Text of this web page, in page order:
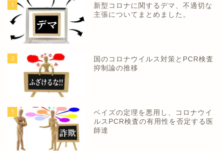
1
新型コロナに関するデマ、不適切な
主張についてまとめました。
2
国のコロナウイルス対策とPCR検査
抑制論の推移
3
ベイズの定理を悪用し、コロナウイ
ルスPCR検査の有用性を否定する医
師達